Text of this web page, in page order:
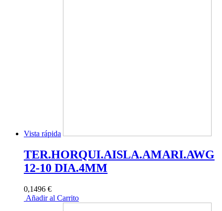
Vista rápida
TER.HORQUI.AISLA.AMARI.AWG
12-10 DIA.4MM
0,1496 €
Añadir al Carrito